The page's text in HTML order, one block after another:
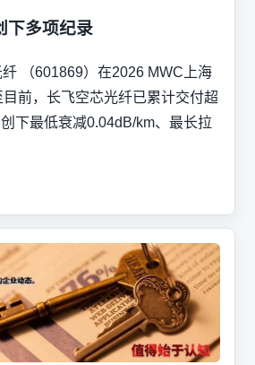
下多项纪录
（601869）在2026 MWC上海
前，长飞空芯光纤已累计交付超
下最低衰减0.04dB/km、最长拉